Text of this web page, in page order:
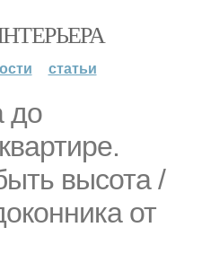
статьи
до
высота /
от